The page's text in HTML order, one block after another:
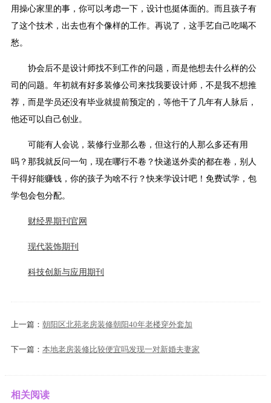
用操心家里的事，你可以考虑一下，设计也挺体面的。而且孩子有
了这个技术，出去也有个像样的工作。再说了，这手艺自己吃喝不
愁。
协会后不是设计师找不到工作的问题，而是他想去什么样的公
司的问题。年初就有好多装修公司来找我要设计师，不是我不想推
荐，而是学员还没有毕业就提前预定的，等他干了几年有人脉后，
他还可以自己创业。
可能有人会说，装修行业那么卷，但这行的人那么多还有用
吗？那我就反问一句，现在哪行不卷？快递送外卖的都在卷，别人
干得好能赚钱，你的孩子为啥不行？快来学设计吧！免费试学，包
学包会包分配。
财经界期刊官网
现代装饰期刊
科技创新与应用期刊
上一篇： 朝阳区北苑老房装修朝阳40年老楼穿外套加
下一篇： 本地老房装修比较便宜吗发现一对新婚夫妻家
相关阅读